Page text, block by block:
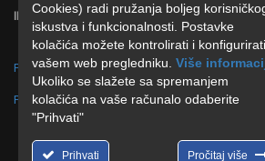
IBAN : HR 0323600001102677886 ZABA
Politika o postupanju s kolačićima (cookies)
Politika o zaštiti privatnosti
Cookies) radi pružanja boljeg
iskustva i funkcionalnosti. Postavke
kolačića možete kontrolirati i
vašem web pregledniku. Više
Ukoliko se slažete sa spremanjem
kolačića na vaše računalo odaberite
"Prihvati"
Prihvati Pročitaj više